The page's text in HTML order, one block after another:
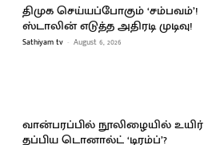
திமுக செய்யப்போகும் ‘சம்பவம்’!
ஸ்டாலின் எடுத்த அதிரடி முடிவு!
Sathiyam tv - August 6, 2026
வான்பரப்பில் நூலிழையில் உயிர்
தப்பிய டொனால்ட் ‘டிரம்ப்’?